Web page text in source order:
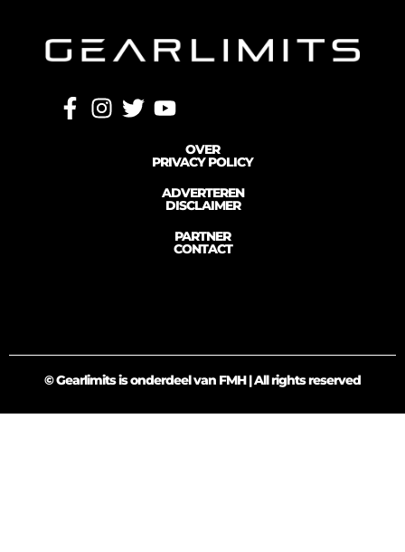
OVER
PRIVACY POLICY
ADVERTEREN
DISCLAIMER
PARTNER
CONTACT
© Gearlimits is onderdeel van FMH | All rights reserved